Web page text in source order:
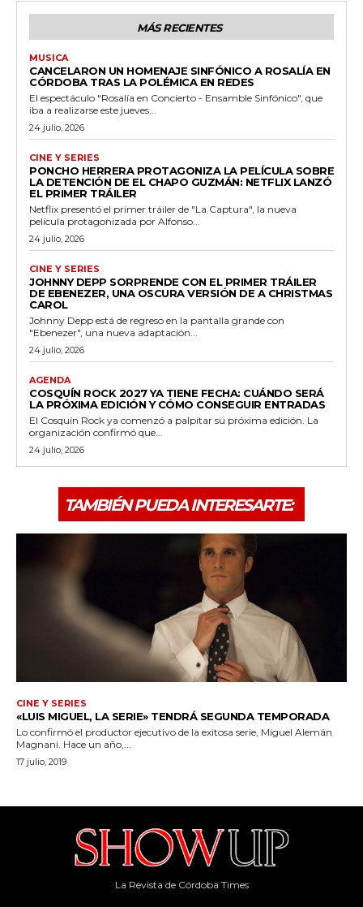
La Revista de Córdoba Times